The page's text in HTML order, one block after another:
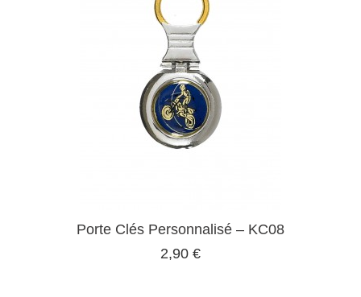
Porte Clés Personnalisé – KC08
2,90 €